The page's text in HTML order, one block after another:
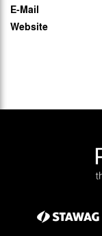
E-Mail
Website